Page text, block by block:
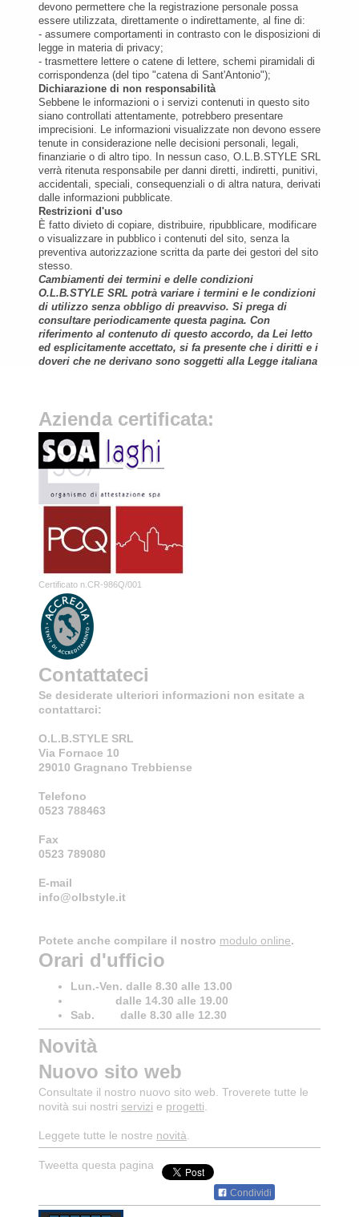
devono permettere che la registrazione personale possa
essere utilizzata, direttamente o indirettamente, al fine di:
- assumere comportamenti in contrasto con le disposizioni di
legge in materia di privacy;
- trasmettere lettere o catene di lettere, schemi piramidali di
corrispondenza (del tipo "catena di Sant'Antonio");
Dichiarazione di non responsabilità
Sebbene le informazioni o i servizi contenuti in questo sito
siano controllati attentamente, potrebbero presentare
imprecisioni. Le informazioni visualizzate non devono essere
tenute in considerazione nelle decisioni personali, legali,
finanziarie o di altro tipo. In nessun caso, O.L.B.STYLE SRL
verrà ritenuta responsabile per danni diretti, indiretti, punitivi,
accidentali, speciali, consequenziali o di altra natura, derivati
dalle informazioni pubblicate.
Restrizioni d'uso
È fatto divieto di copiare, distribuire, ripubblicare, modificare
o visualizzare in pubblico i contenuti del sito, senza la
preventiva autorizzazione scritta da parte dei gestori del sito
stesso.
Cambiamenti dei termini e delle condizioni
O.L.B.STYLE SRL potrà variare i termini e le condizioni
di utilizzo senza obbligo di preavviso. Si prega di
consultare periodicamente questa pagina. Con
riferimento al contenuto di questo accordo, da Lei letto
ed esplicitamente accettato, si fa presente che i diritti e i
doveri che ne derivano sono soggetti alla Legge italiana
Azienda certificata:
Certificato n.CR-986Q/001
Contattateci
Se desiderate ulteriori informazioni non esitate a
contattarci:
O.L.B.STYLE SRL
Via Fornace 10
29010 Gragnano Trebbiense
Telefono
0523 788463
Fax
0523 789080
E-mail
info@olbstyle.it
Potete anche compilare il nostro modulo online.
Orari d'ufficio
Lun.-Ven. dalle 8.30 alle 13.00
dalle 14.30 alle 19.00
Sab. dalle 8.30 alle 12.30
Novità
Nuovo sito web
Consultate il nostro nuovo sito web. Troverete tutte le
novità sui nostri servizi e progetti
Leggete tutte le nostre novità
Tweetta questa pagina
Condividi